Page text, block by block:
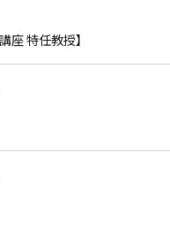
座 特任教授】